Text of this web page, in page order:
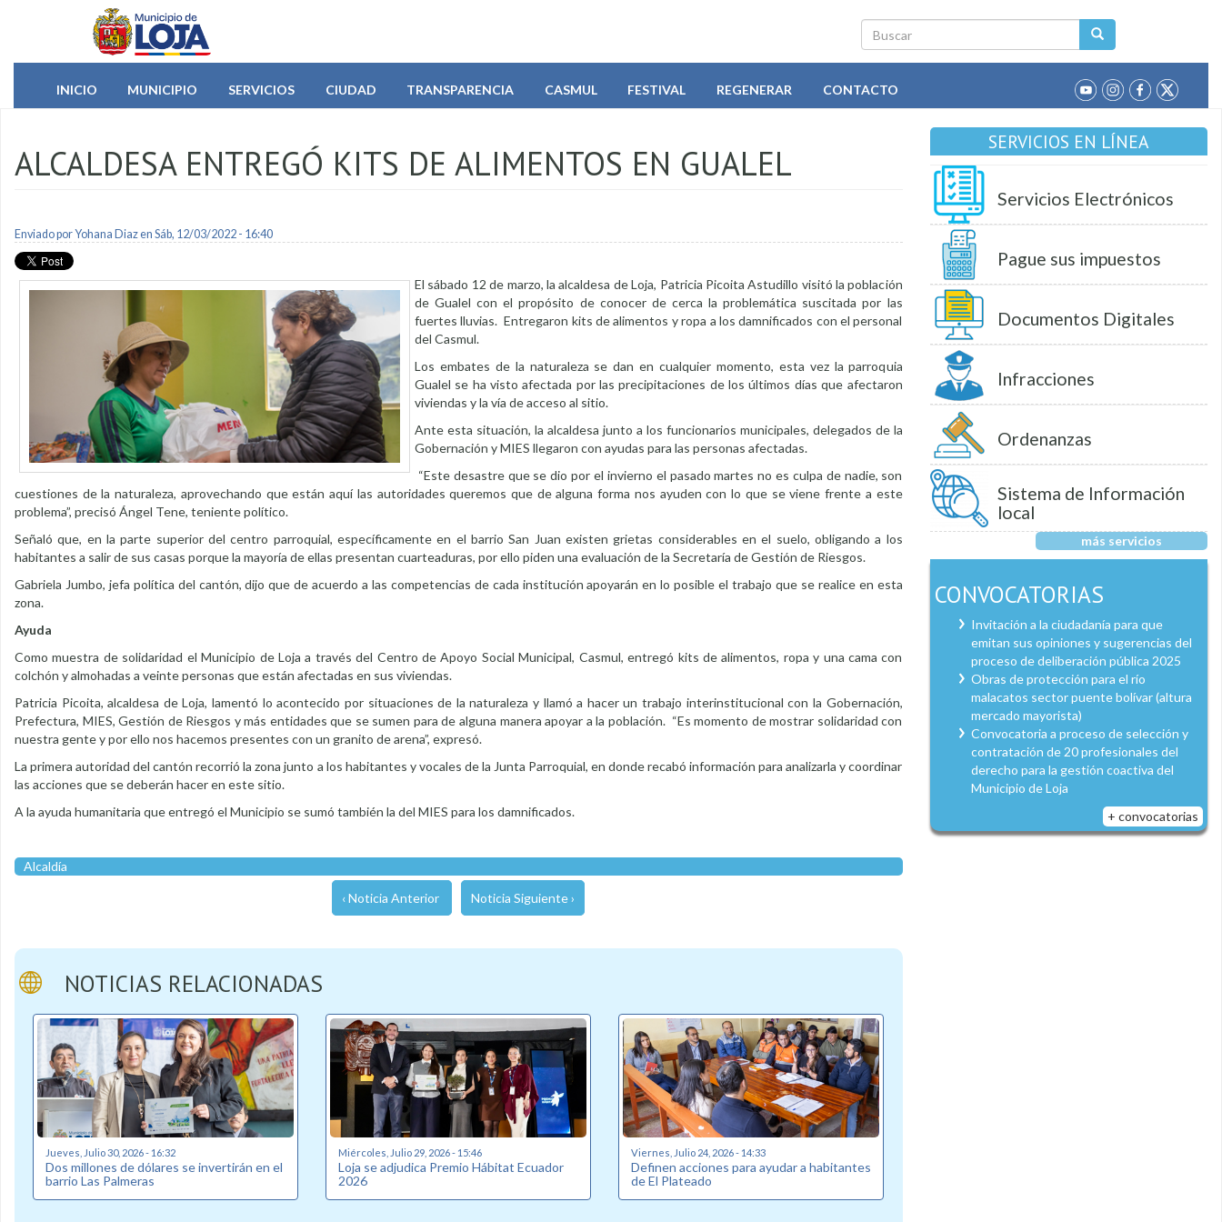
Pasar al contenido principal
Buscar
INICIO
MUNICIPIO SERVICIOS CIUDAD TRANSPARENCIA CASMUL FESTIVAL REGENERAR CONTACTO
ALCALDESA ENTREGÓ KITS DE ALIMENTOS EN GUALEL
Enviado porYohana Diazen Sáb, 12/03/2022 - 16:40
El sábado 12 de marzo, la alcaldesa de Loja, Patricia Picoita Astudillo visitó la población
de Gualel con el propósito de conocer de cerca la problemática suscitada por las
fuertes lluvias. Entregaron kits de alimentos y ropa a los damnificados con el personal
del Casmul.
Los embates de la naturaleza se dan en cualquier momento, esta vez la parroquia
Gualel se ha visto afectada por las precipitaciones de los últimos días que afectaron
viviendas y la vía de acceso al sitio.
Ante esta situación, la alcaldesa junto a los funcionarios municipales, delegados de la
Gobernación y MIES llegaron con ayudas para las personas afectadas.
“Este desastre que se dio por el invierno el pasado martes no es culpa de nadie, son
cuestiones de la naturaleza, aprovechando que están aquí las autoridades queremos que de alguna forma nos ayuden con lo que se viene frente a este
problema”, precisó Ángel Tene, teniente político.
Señaló que, en la parte superior del centro parroquial, específicamente en el barrio San Juan existen grietas considerables en el suelo, obligando a los
habitantes a salir de sus casas porque la mayoría de ellas presentan cuarteaduras, por ello piden una evaluación de la Secretaría de Gestión de Riesgos.
Gabriela Jumbo, jefa política del cantón, dijo que de acuerdo a las competencias de cada institución apoyarán en lo posible el trabajo que se realice en esta
zona.
Ayuda
Como muestra de solidaridad el Municipio de Loja a través del Centro de Apoyo Social Municipal, Casmul, entregó kits de alimentos, ropa y una cama con
colchón y almohadas a veinte personas que están afectadas en sus viviendas.
Patricia Picoita, alcaldesa de Loja, lamentó lo acontecido por situaciones de la naturaleza y llamó a hacer un trabajo interinstitucional con la Gobernación,
Prefectura, MIES, Gestión de Riesgos y más entidades que se sumen para de alguna manera apoyar a la población. “Es momento de mostrar solidaridad con
nuestra gente y por ello nos hacemos presentes con un granito de arena”, expresó.
La primera autoridad del cantón recorrió la zona junto a los habitantes y vocales de la Junta Parroquial, en donde recabó información para analizarla y coordinar
las acciones que se deberán hacer en este sitio.
A la ayuda humanitaria que entregó el Municipio se sumó también la del MIES para los damnificados.
Alcaldía
‹ Noticia Anterior Noticia Siguiente ›
NOTICIAS RELACIONADAS
Jueves, Julio 30, 2026 - 16:32
Dos millones de dólares se invertirán en el
barrio Las Palmeras
Miércoles, Julio 29, 2026 - 15:46
Loja se adjudica Premio Hábitat Ecuador
2026
Viernes, Julio 24, 2026 - 14:33
Definen acciones para ayudar a habitantes
de El Plateado
SERVICIOS EN LÍNEA
Servicios Electrónicos
Pague sus impuestos
Documentos Digitales
Infracciones
Ordenanzas
Sistema de Información
local
más servicios
CONVOCATORIAS
Invitación a la ciudadanía para que
emitan sus opiniones y sugerencias del
proceso de deliberación pública 2025
Obras de protección para el río
malacatos sector puente bolívar (altura
mercado mayorista)
Convocatoria a proceso de selección y
contratación de 20 profesionales del
derecho para la gestión coactiva del
Municipio de Loja
+ convocatorias